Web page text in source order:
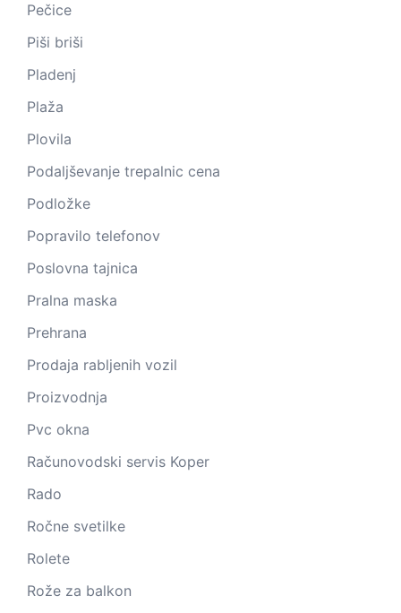
Pečice
Piši briši
Pladenj
Plaža
Plovila
Podaljševanje trepalnic cena
Podložke
Popravilo telefonov
Poslovna tajnica
Pralna maska
Prehrana
Prodaja rabljenih vozil
Proizvodnja
Pvc okna
Računovodski servis Koper
Rado
Ročne svetilke
Rolete
Rože za balkon